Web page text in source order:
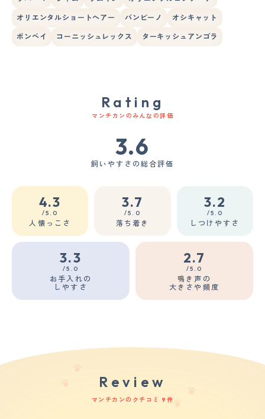
オリエンタルショートヘアー バンビーノ オシキャット
ボンベイ コーニッシュレックス ターキッシュアンゴラ
Rating
マンチカンのみんなの評価
3.6
飼いやすさの総合評価
4.3
/5.0
人懐っこさ
3.7
/5.0
落ち着き
3.2
/5.0
しつけやすさ
3.3
/5.0
お手入れの
しやすさ
2.7
/5.0
鳴き声の
大きさや頻度
Review
マンチカンのクチコミ 9件